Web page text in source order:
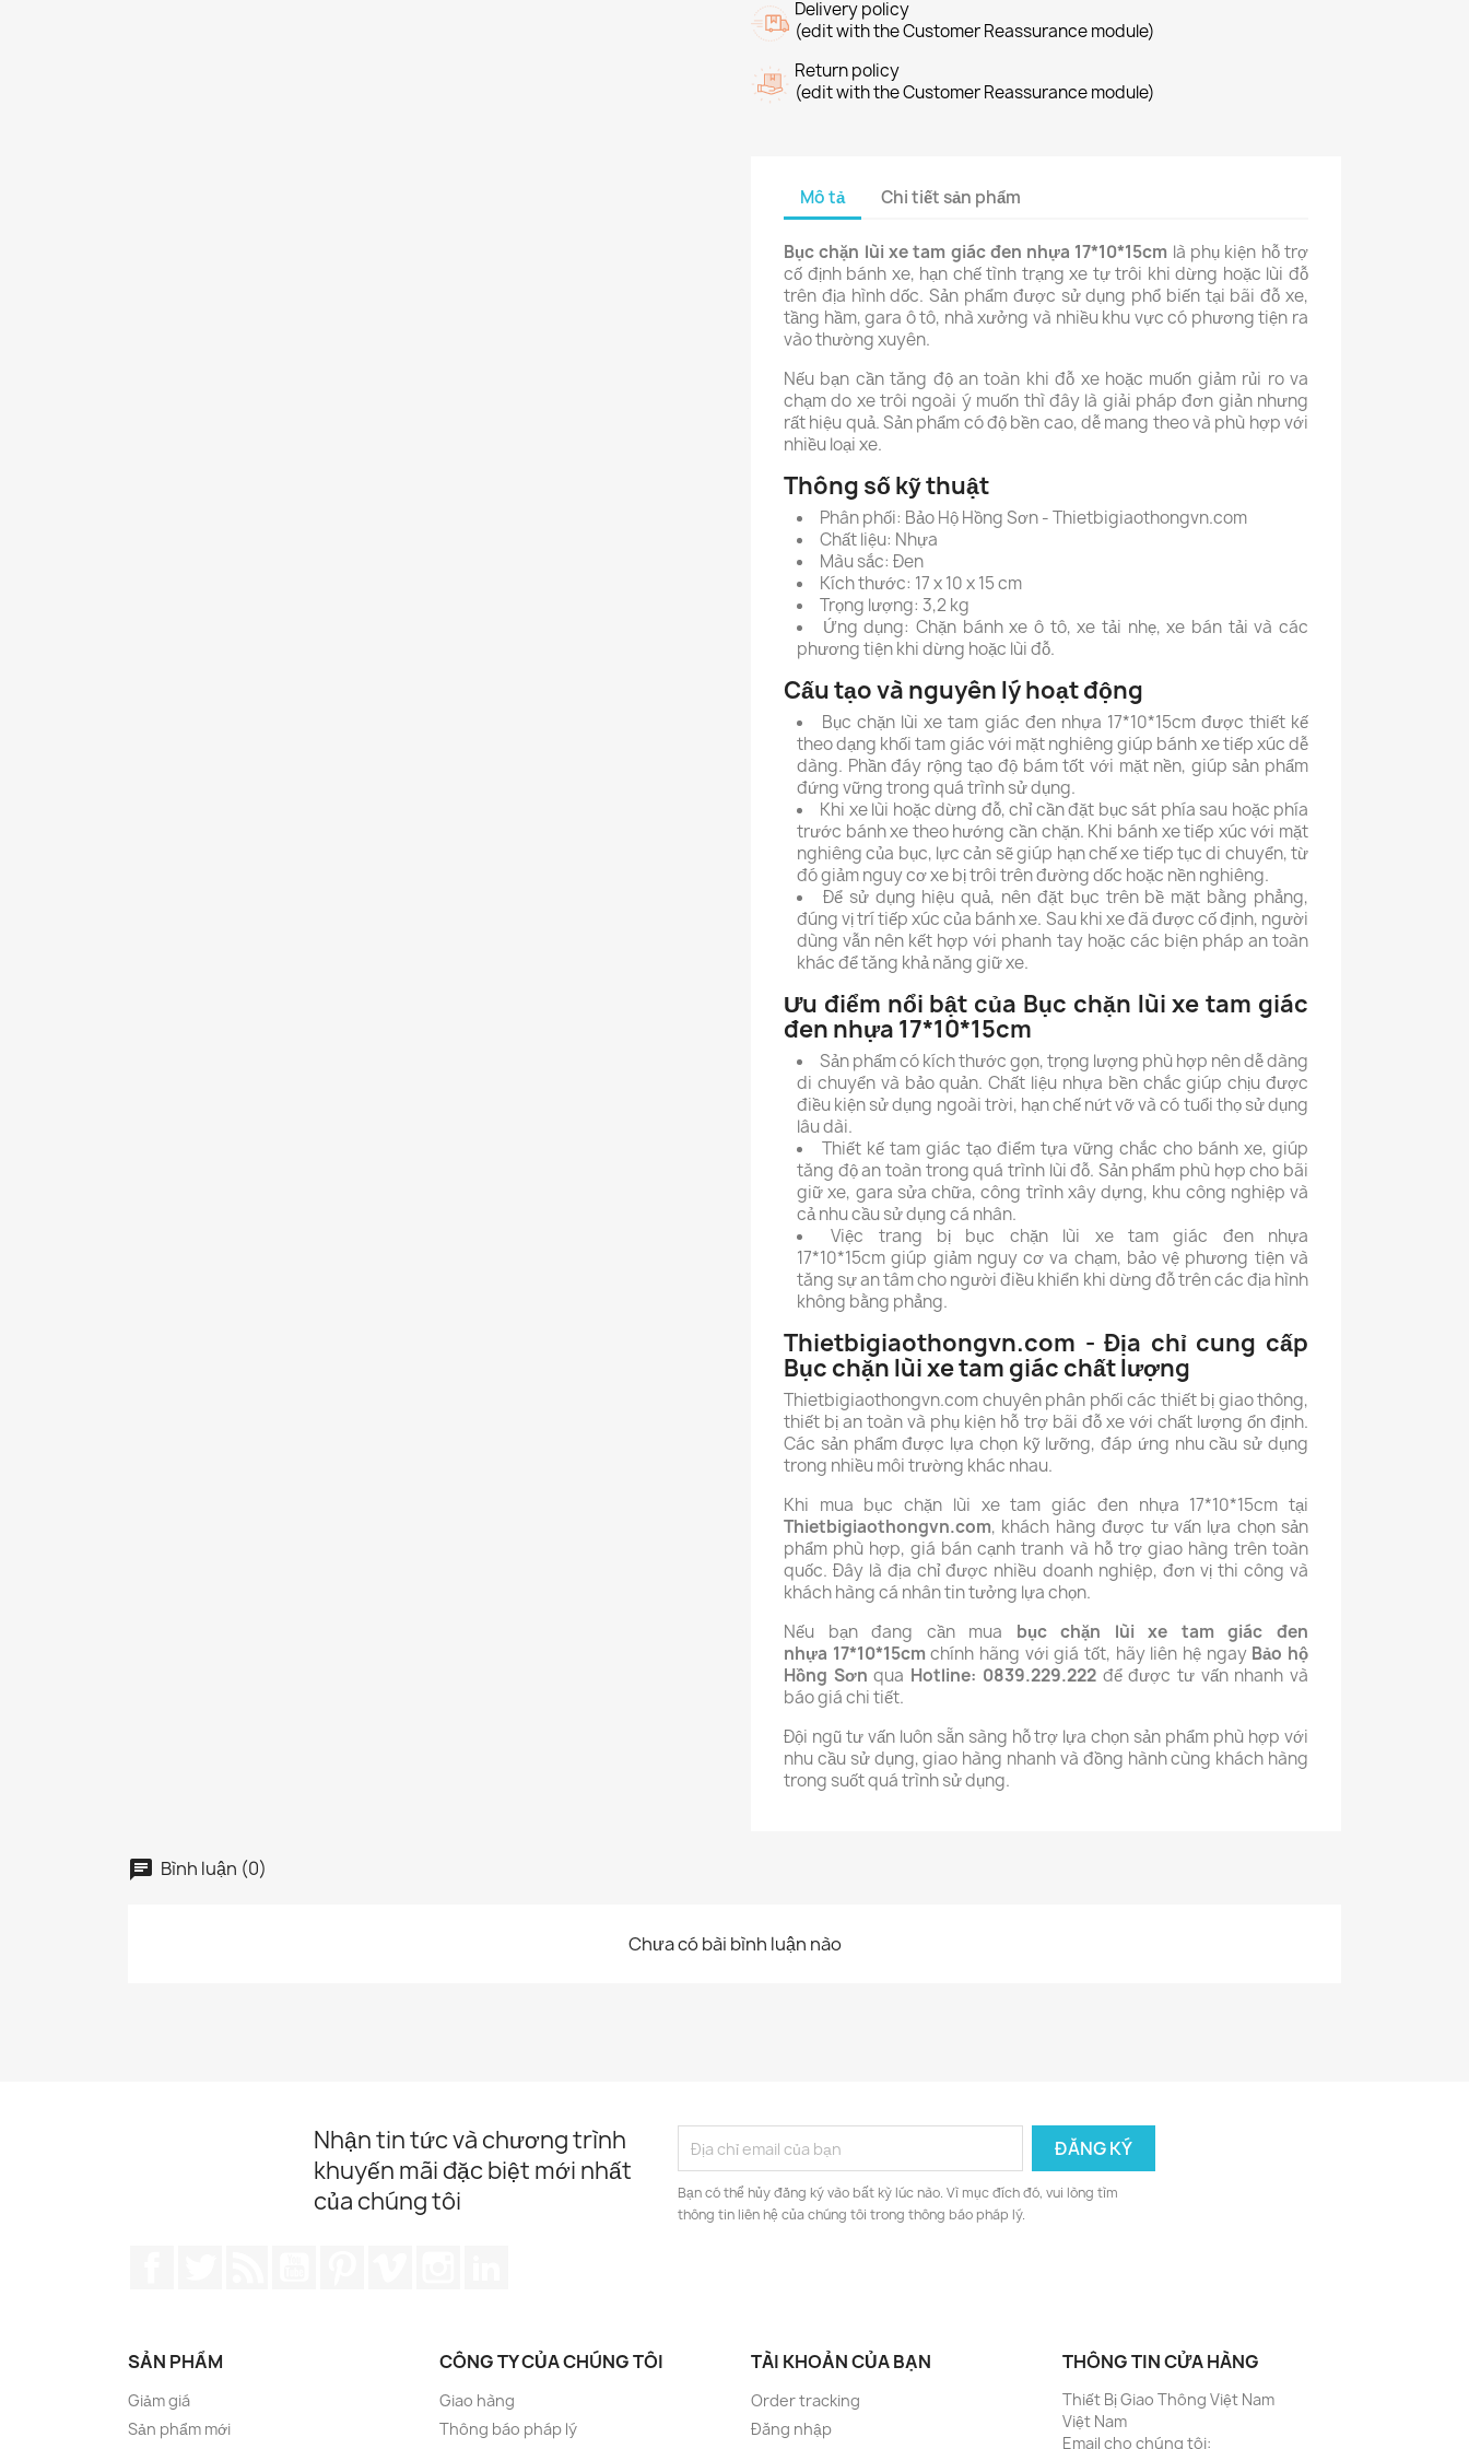
Delivery policy
(edit with the Customer Reassurance module)
Return policy
(edit with the Customer Reassurance module)
Mô tả Chi tiết sản phẩm
Bục chặn lùi xe tam giác đen nhựa 17*10*15cm là phụ kiện hỗ trợ
cố định bánh xe, hạn chế tình trạng xe tự trôi khi dừng hoặc lùi đỗ
trên địa hình dốc. Sản phẩm được sử dụng phổ biến tại bãi đỗ xe,
tầng hầm, gara ô tô, nhà xưởng và nhiều khu vực có phương tiện ra
vào thường xuyên.
Nếu bạn cần tăng độ an toàn khi đỗ xe hoặc muốn giảm rủi ro va
chạm do xe trôi ngoài ý muốn thì đây là giải pháp đơn giản nhưng
rất hiệu quả. Sản phẩm có độ bền cao, dễ mang theo và phù hợp với
nhiều loại xe.
Thông số kỹ thuật
Phân phối: Bảo Hộ Hồng Sơn - Thietbigiaothongvn.com
Chất liệu: Nhựa
Màu sắc: Đen
Kích thước: 17 x 10 x 15 cm
Trọng lượng: 3,2 kg
Ứng dụng: Chặn bánh xe ô tô, xe tải nhẹ, xe bán tải và các
phương tiện khi dừng hoặc lùi đỗ.
Cấu tạo và nguyên lý hoạt động
Bục chặn lùi xe tam giác đen nhựa 17*10*15cm được thiết kế
theo dạng khối tam giác với mặt nghiêng giúp bánh xe tiếp xúc dễ
dàng. Phần đáy rộng tạo độ bám tốt với mặt nền, giúp sản phẩm
đứng vững trong quá trình sử dụng.
Khi xe lùi hoặc dừng đỗ, chỉ cần đặt bục sát phía sau hoặc phía
trước bánh xe theo hướng cần chặn. Khi bánh xe tiếp xúc với mặt
nghiêng của bục, lực cản sẽ giúp hạn chế xe tiếp tục di chuyển, từ
đó giảm nguy cơ xe bị trôi trên đường dốc hoặc nền nghiêng.
Để sử dụng hiệu quả, nên đặt bục trên bề mặt bằng phẳng,
đúng vị trí tiếp xúc của bánh xe. Sau khi xe đã được cố định, người
dùng vẫn nên kết hợp với phanh tay hoặc các biện pháp an toàn
khác để tăng khả năng giữ xe.
Ưu điểm nổi bật của Bục chặn lùi xe tam giác
đen nhựa 17*10*15cm
Sản phẩm có kích thước gọn, trọng lượng phù hợp nên dễ dàng
di chuyển và bảo quản. Chất liệu nhựa bền chắc giúp chịu được
điều kiện sử dụng ngoài trời, hạn chế nứt vỡ và có tuổi thọ sử dụng
lâu dài.
Thiết kế tam giác tạo điểm tựa vững chắc cho bánh xe, giúp
tăng độ an toàn trong quá trình lùi đỗ. Sản phẩm phù hợp cho bãi
giữ xe, gara sửa chữa, công trình xây dựng, khu công nghiệp và
cả nhu cầu sử dụng cá nhân.
Việc trang bị bục chặn lùi xe tam giác đen nhựa
17*10*15cm giúp giảm nguy cơ va chạm, bảo vệ phương tiện và
tăng sự an tâm cho người điều khiển khi dừng đỗ trên các địa hình
không bằng phẳng.
Thietbigiaothongvn.com - Địa chỉ cung cấp
Bục chặn lùi xe tam giác chất lượng
Thietbigiaothongvn.com chuyên phân phối các thiết bị giao thông,
thiết bị an toàn và phụ kiện hỗ trợ bãi đỗ xe với chất lượng ổn định.
Các sản phẩm được lựa chọn kỹ lưỡng, đáp ứng nhu cầu sử dụng
trong nhiều môi trường khác nhau.
Khi mua bục chặn lùi xe tam giác đen nhựa 17*10*15cm tại
Thietbigiaothongvn.com, khách hàng được tư vấn lựa chọn sản
phẩm phù hợp, giá bán cạnh tranh và hỗ trợ giao hàng trên toàn
quốc. Đây là địa chỉ được nhiều doanh nghiệp, đơn vị thi công và
khách hàng cá nhân tin tưởng lựa chọn.
Nếu bạn đang cần mua bục chặn lùi xe tam giác đen
nhựa 17*10*15cm chính hãng với giá tốt, hãy liên hệ ngay Bảo hộ
Hồng Sơn qua Hotline: 0839.229.222 để được tư vấn nhanh và
báo giá chi tiết.
Đội ngũ tư vấn luôn sẵn sàng hỗ trợ lựa chọn sản phẩm phù hợp với
nhu cầu sử dụng, giao hàng nhanh và đồng hành cùng khách hàng
trong suốt quá trình sử dụng.
Bình luận (0)
Chưa có bài bình luận nào
Nhận tin tức và chương trình
khuyến mãi đặc biệt mới nhất
của chúng tôi
Bạn có thể hủy đăng ký vào bất kỳ lúc nào. Vì mục đích đó, vui lòng tìm
thông tin liên hệ của chúng tôi trong thông báo pháp lý.
SẢN PHẨM
Giảm giá
Sản phẩm mới
CÔNG TY CỦA CHÚNG TÔI
Giao hàng
Thông báo pháp lý
TÀI KHOẢN CỦA BẠN
Order tracking
Đăng nhập
THÔNG TIN CỬA HÀNG
Thiết Bị Giao Thông Việt Nam
Việt Nam
Email cho chúng tôi: